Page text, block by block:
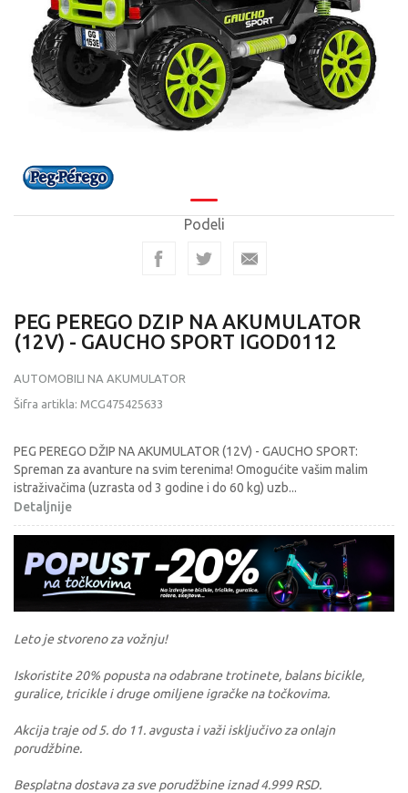
Podeli
PEG PEREGO DZIP NA AKUMULATOR
(12V) - GAUCHO SPORT IGOD0112
AUTOMOBILI NA AKUMULATOR
Šifra artikla: MCG475425633
PEG PEREGO DŽIP NA AKUMULATOR (12V) - GAUCHO SPORT:
Spreman za avanture na svim terenima! Omogućite vašim malim
istraživačima (uzrasta od 3 godine i do 60 kg) uzb...
Detaljnije
Leto je stvoreno za vožnju!
Iskoristite 20% popusta na odabrane trotinete, balans bicikle,
guralice, tricikle i druge omiljene igračke na točkovima.
Akcija traje od 5. do 11. avgusta i važi isključivo za onlajn
porudžbine.
Besplatna dostava za sve porudžbine iznad 4.999 RSD.